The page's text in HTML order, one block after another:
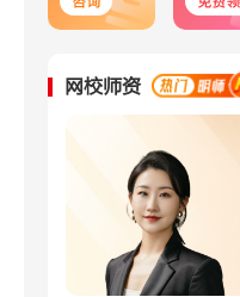
网校师资